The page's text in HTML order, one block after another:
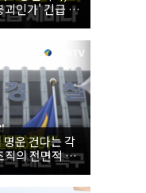
인가' 긴급 세
운 건다는 각
의 전면적 쇄
불어민주당 정